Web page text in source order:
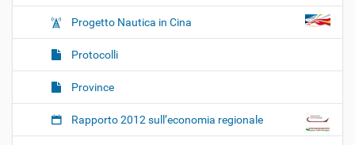
Progetto Nautica in Cina
Protocolli
Province
Rapporto 2012 sull’economia regionale